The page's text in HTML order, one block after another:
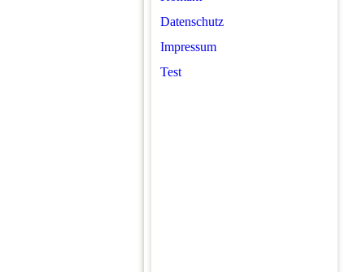
Datenschutz
Impressum
Test